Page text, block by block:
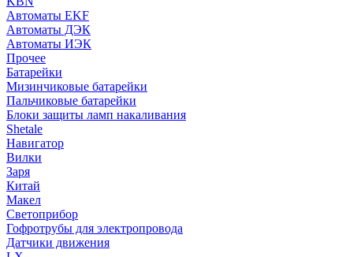
Автоматы EKF
Автоматы ДЭК
Автоматы ИЭК
Прочее
Батарейки
Мизинчиковые батарейки
Пальчиковые батарейки
Блоки защиты ламп накаливания
Shetale
Навигатор
Вилки
Заря
Китай
Макел
Светоприбор
Гофротрубы для электропровода
Датчики движения